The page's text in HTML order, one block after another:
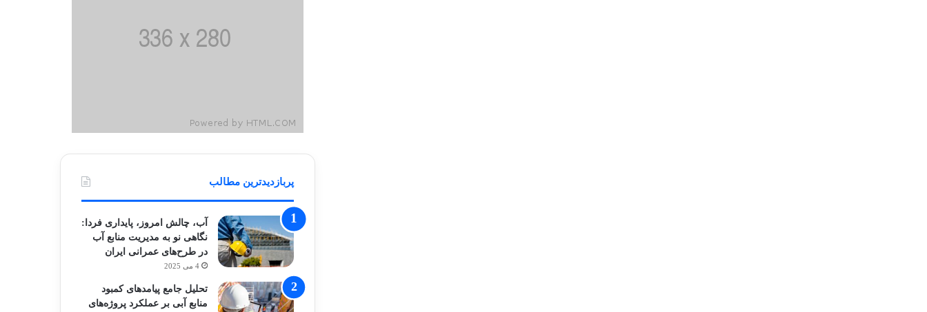
پربازدیدترین مطالب
آب، چالش امروز، پایداری فردا:
نگاهی نو به مدیریت منابع آب
در طرح‌های عمرانی ایران
4 می 2025
تحلیل جامع پیامدهای کمبود
منابع آبی بر عملکرد پروژه‌های